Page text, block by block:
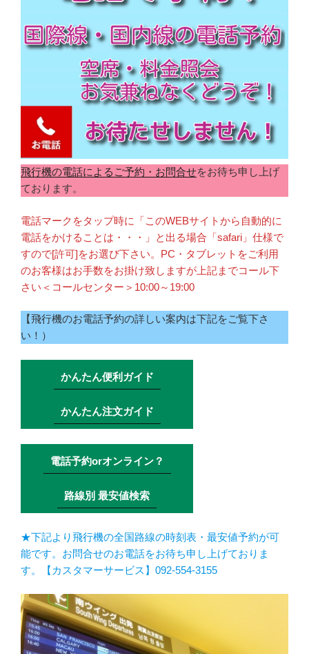
飛行機の電話によるご予約・お問合せをお待ち申し上げ
ております。
電話マークをタップ時に「このWEBサイトから自動的に
電話をかけることは・・・」と出る場合「safari」仕様で
すので[許可]をお選び下さい。PC・タブレットをご利用
のお客様はお手数をお掛け致しますが上記までコール下
さい＜コールセンター＞10:00～19:00
【飛行機のお電話予約の詳しい案内は下記をご覧下さ
い！）
かんたん便利ガイド
かんたん注文ガイド
電話予約orオンライン？
路線別 最安値検索
★下記より飛行機の全国路線の時刻表・最安値予約が可
能です。お問合せのお電話をお待ち申し上げておりま
す。【カスタマーサービス】092-554-3155